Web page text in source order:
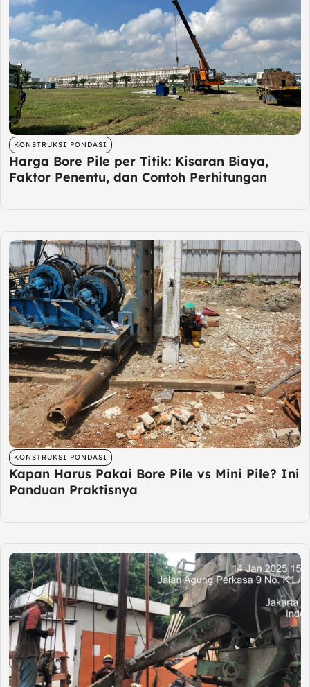
KONSTRUKSI PONDASI
Harga Bore Pile per Titik: Kisaran Biaya,
Faktor Penentu, dan Contoh Perhitungan
KONSTRUKSI PONDASI
Kapan Harus Pakai Bore Pile vs Mini Pile? Ini
Panduan Praktisnya